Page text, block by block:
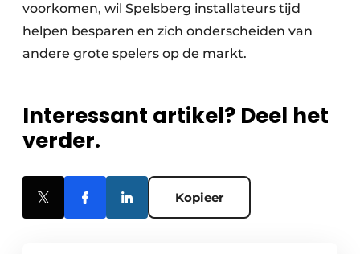
voorkomen, wil Spelsberg installateurs tijd
helpen besparen en zich onderscheiden van
andere grote spelers op de markt.
Interessant artikel? Deel het
verder.
Kopieer